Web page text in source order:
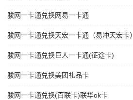
骏网一卡通兑换网易一卡通
骏网一卡通兑换天宏一卡通（易冲天宏卡）
骏网一卡通兑换巨人一卡通(征途卡)
骏网一卡通兑换美团礼品卡
骏网一卡通兑换(百联卡)联华ok卡